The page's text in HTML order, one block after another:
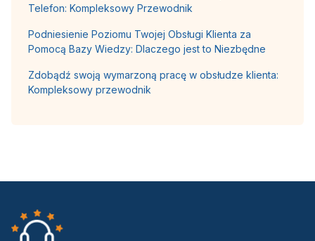
Telefon: Kompleksowy Przewodnik
Podniesienie Poziomu Twojej Obsługi Klienta za
Pomocą Bazy Wiedzy: Dlaczego jest to Niezbędne
Zdobądź swoją wymarzoną pracę w obsłudze klienta:
Kompleksowy przewodnik